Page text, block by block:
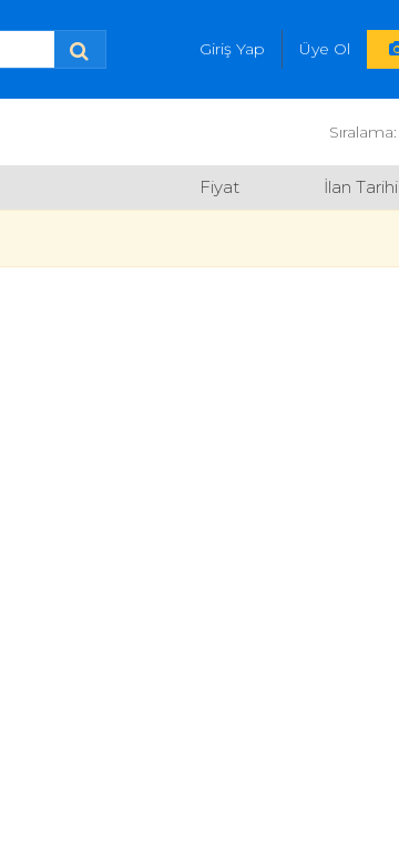
Giriş Yap Üye Ol
Sıralama:
Fiyat İlan Tarihi